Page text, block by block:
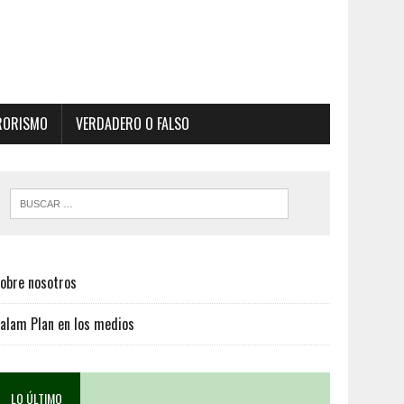
VERDADERO O FALSO
nosotros
Plan en los medios
LO ÚLTIMO